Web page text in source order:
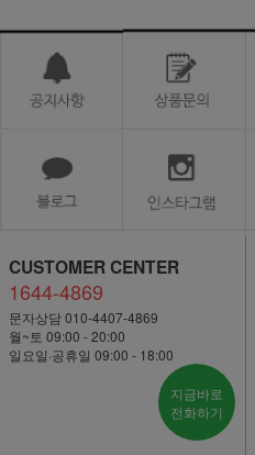
CUSTOMER CENTER
1644-4869
문자상담 010-4407-4869
월~토 09:00 - 20:00
일요일·공휴일 09:00 - 18:00
지금바로
전화하기